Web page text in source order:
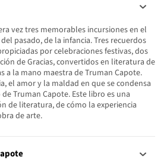
vez tres memorables incursiones en el
pasado, de la infancia. Tres recuerdos
por celebraciones festivas, dos
de Gracias, convertidos en literatura de
a la mano maestra de Truman Capote.
el amor y la maldad en que se condensa
Truman Capote. Este libro es una
de literatura, de cómo la experiencia
de arte.